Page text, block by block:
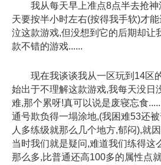
我从每天早上准点8点半去抢神
天要按半小时左右(按得我手软)才
泣这款游戏,但没想到它的后期却让
款不错的游戏......
现在我谈谈我从一区玩到14区
始出于不理解这款游戏,我每天没日
难,那个累呀!真可以说是废寝忘食
通号欺负得一塌涂地,(我困难53还
人多练级就那么几个地方,郁闷),就
当时我们就是疑问,难道我们练得这
那么多,比普通还高100多的属性点